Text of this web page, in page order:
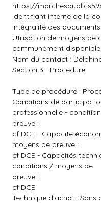
https://
Identifiant interne de la
Intégralité des
Utilisation de moyens de
communément
Nom du contact :
Section 3 - Procédure
Type de procédure :
Conditions de
professionnelle -
preuve :
cf DCE - Capacité
moyens de preuve :
cf DCE - Capacités
conditions / moyens de
preuve :
cf DCE
Technique d'achat : Sans